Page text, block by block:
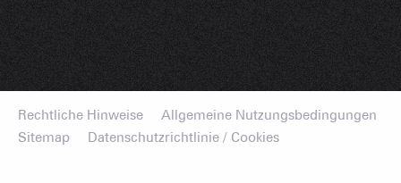
Rechtliche Hinweise
Allgemeine Nutzungsbedingungen
Sitemap
Datenschutzrichtlinie / Cookies